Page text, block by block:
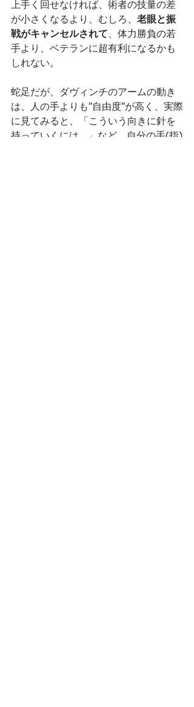
上手く回せなければ、術者の技量の差
が小さくなるより、むしろ、 老眼と振
戦がキャンセルされて、体力勝負の若
手より、ベテランに超有利になるかも
しれない。
蛇足だが、ダヴィンチのアームの動き
は、人の手よりも"自由度"が高く、実際
に見てみると、「こういう向きに針を
持っていくには...」など、自分の手(指)